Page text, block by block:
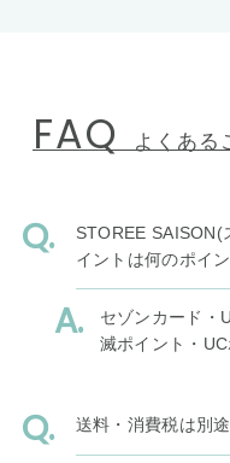
FAQ よくある
STOREE SAISON(
イントは何のポイ
セゾンカード・
滅ポイント・
送料・消費税は別